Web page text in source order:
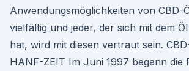
Anwendungsmöglichkeiten von CBD-
vielfältig und jeder, der sich mit dem
hat, wird mit diesen vertraut sein.
HANF-ZEIT Im Juni 1997 begann die